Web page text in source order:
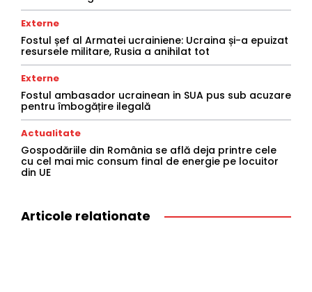
Externe
Fostul șef al Armatei ucrainiene: Ucraina și-a epuizat
resursele militare, Rusia a anihilat tot
Externe
Fostul ambasador ucrainean in SUA pus sub acuzare
pentru îmbogățire ilegală
Actualitate
Gospodăriile din România se află deja printre cele
cu cel mai mic consum final de energie pe locuitor
din UE
Articole relationate